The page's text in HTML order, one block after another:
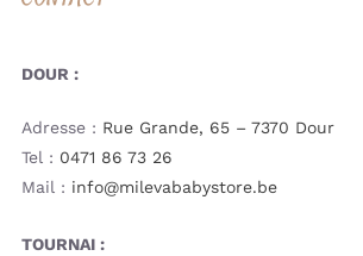
DOUR :
Adresse : Rue Grande, 65 – 7370 Dour
Tel : 0471 86 73 26
Mail : info@milevababystore.be
TOURNAI :